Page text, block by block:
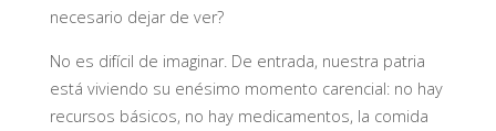
necesario dejar de ver?
No es difícil de imaginar. De entrada, nuestra patria
está viviendo su enésimo momento carencial: no hay
recursos básicos, no hay medicamentos, la comida